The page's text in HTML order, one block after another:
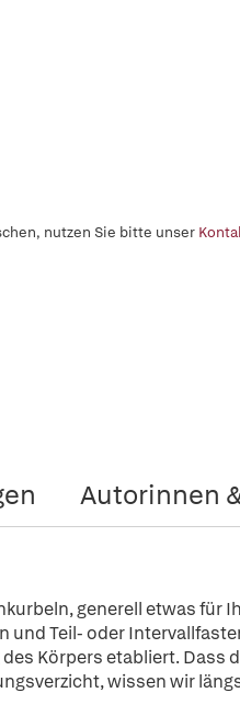
nutzen Sie bitte unser
Autorinnen
generell etwas für
und Teil- oder
Körpers etabliert. Dass
wissen wir